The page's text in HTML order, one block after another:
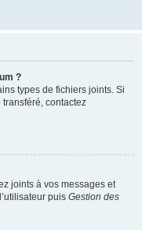
?
types de fichiers joints. Si
transféré, contactez
joints à vos messages et
puis Gestion des